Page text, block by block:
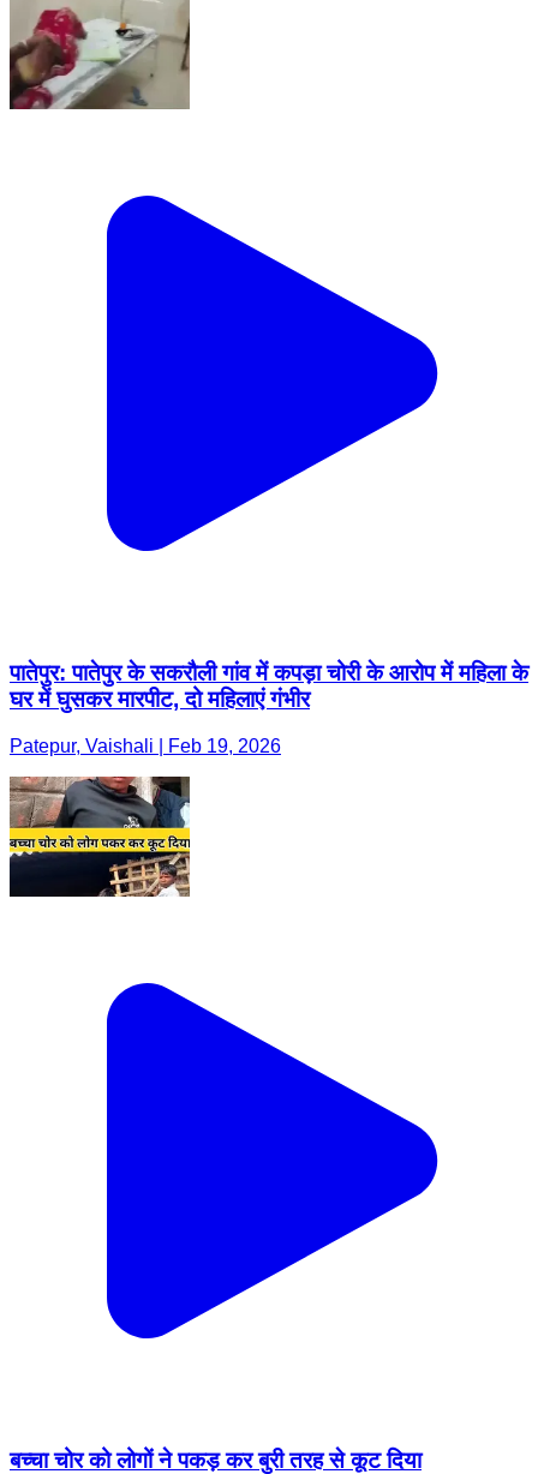
पातेपुर: पातेपुर के सकरौली गांव में कपड़ा चोरी के आरोप में महिला के
घर में घुसकर मारपीट, दो महिलाएं गंभीर
Patepur, Vaishali | Feb 19, 2026
बच्चा चोर को लोगों ने पकड़ कर बुरी तरह से कूट दिया